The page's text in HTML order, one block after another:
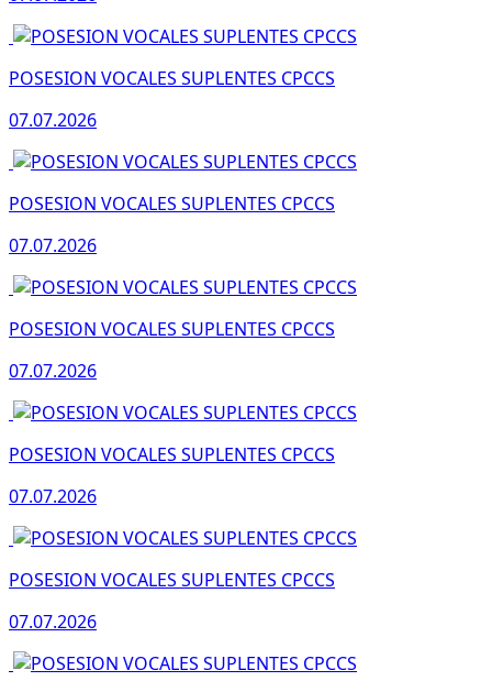
POSESION VOCALES SUPLENTES CPCCS
07.07.2026
POSESION VOCALES SUPLENTES CPCCS
07.07.2026
POSESION VOCALES SUPLENTES CPCCS
07.07.2026
POSESION VOCALES SUPLENTES CPCCS
07.07.2026
POSESION VOCALES SUPLENTES CPCCS
07.07.2026